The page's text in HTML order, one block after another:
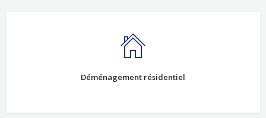
Déménagement résidentiel